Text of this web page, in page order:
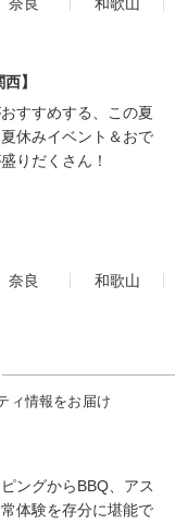
奈良
和歌山
】
すすめする、この夏
休みイベント＆おで
りだくさん！
奈良
和歌山
ィ情報をお届け
ングからBBQ、アス
体験を存分に堪能で